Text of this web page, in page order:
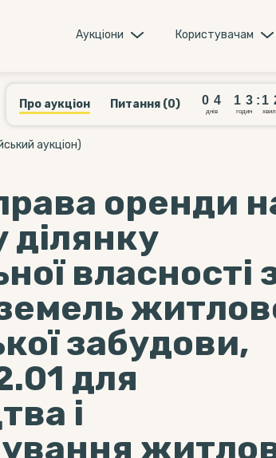
Аукцiони Користувачам
Про аукціон Питання (0)
0
0
4
4
днiв
1
1
3
3
годин
:
1
1
аукціон)
оренди
ділянку
власності
забудови,
для
і